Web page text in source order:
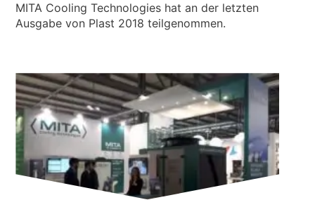
MITA Cooling Technologies hat an der letzten
Ausgabe von Plast 2018 teilgenommen.